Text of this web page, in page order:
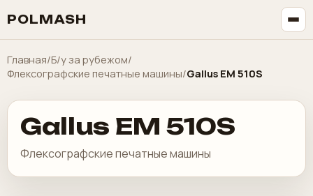
POLMASH
Главная/Б/у за рубежом/
Флексографские печатные машины/Gallus EM 510S
Gallus EM 510S
Флексографские печатные машины